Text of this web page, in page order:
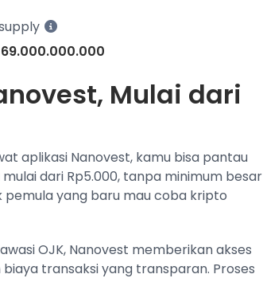
69.000.000.000
Mulai dari
aplikasi Nanovest, kamu bisa pantau
dari Rp5.000, tanpa minimum besar
yang baru mau coba kripto
OJK, Nanovest memberikan akses
transaksi yang transparan. Proses